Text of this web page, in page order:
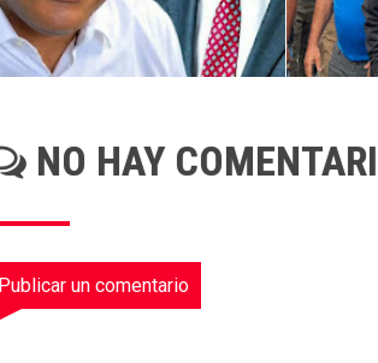
NO HAY
Publicar un comentario